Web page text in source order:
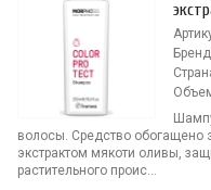
волосы. Средство обогащено
экстрактом мякоти оливы,
растительного проис...